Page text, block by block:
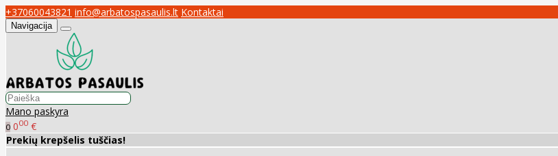
+37060043821 info@arbatospasaulis.lt Kontaktai
Navigacija
Mano paskyra
0 000 €
Prekių krepšelis tuščias!